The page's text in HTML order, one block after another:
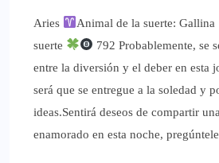
Aries Animal de la suerte: Gallina
suerte
792 Probablemente, se
entre la diversión y el deber en esta
será que se entregue a la soledad y
ideas.Sentirá deseos de compartir
enamorado en esta noche,